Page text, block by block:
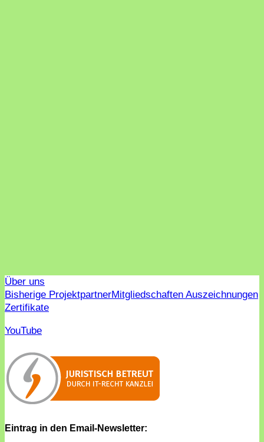
Über uns
Bisherige ProjektpartnerMitgliedschaften Auszeichnungen
Zertifikate
YouTube
Eintrag in den Email-Newsletter: